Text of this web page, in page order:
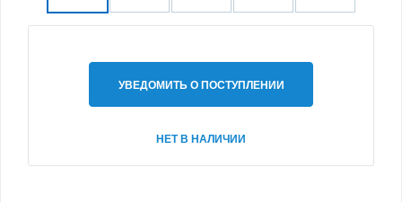
УВЕДОМИТЬ О ПОСТУПЛЕНИИ
НЕТ В НАЛИЧИИ